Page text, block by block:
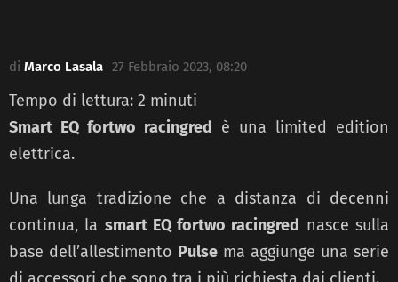
di Marco Lasala 27 Febbraio 2023, 08:20
Tempo di lettura: 2 minuti
Smart EQ fortwo racingred è una limited edition
elettrica.
Una lunga tradizione che a distanza di decenni
continua, la smart EQ fortwo racingred nasce sulla
base dell’allestimento Pulse ma aggiunge una serie